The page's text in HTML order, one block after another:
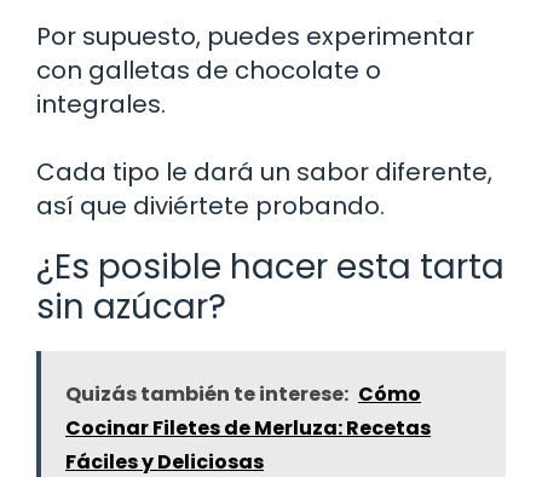
Por supuesto, puedes experimentar
con galletas de chocolate o
integrales.
Cada tipo le dará un sabor diferente,
así que diviértete probando.
¿Es posible hacer esta tarta
sin azúcar?
Quizás también te interese: Cómo
Cocinar Filetes de Merluza: Recetas
Fáciles y Deliciosas